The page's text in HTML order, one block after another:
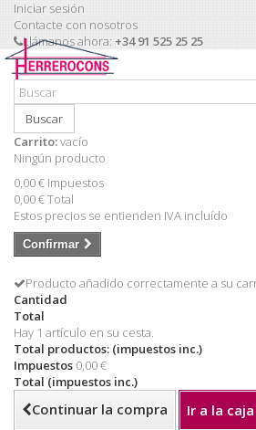
Iniciar sesión
Contacte con nosotros
Llámanos ahora: +34 91 525 25 25
Buscar
Carrito:vacío
Ningún producto
0,00 € Impuestos
0,00 €Total
Estos precios se entienden IVA incluído
Confirmar
Producto añadido correctamente a su
Cantidad
Total
Hay 1 artículo en su cesta.
Total productos: (impuestos inc.)
Impuestos 0,00 €
Total (impuestos inc.)
Continuar la compra Ir a la caja